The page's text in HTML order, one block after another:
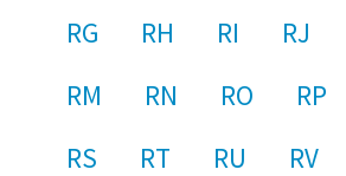
RG
RH RI RJ
RM
RN RO RP
RS
RT RU RV